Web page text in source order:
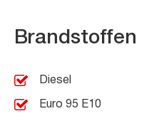
Brandstoffen
Diesel
Euro 95 E10